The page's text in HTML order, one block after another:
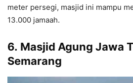
meter persegi, masjid ini mampu
13.000 jamaah.
6. Masjid Agung Jawa
Semarang